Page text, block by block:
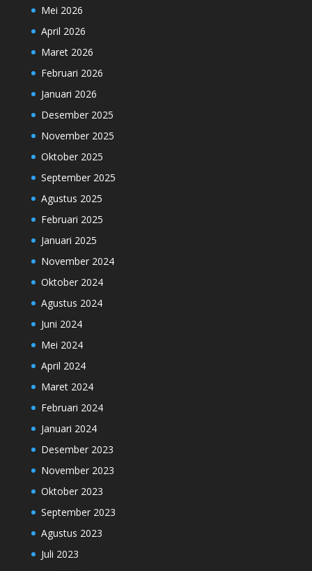
Mei 2026
April 2026
Maret 2026
Februari 2026
Januari 2026
Desember 2025
November 2025
Oktober 2025
September 2025
Agustus 2025
Februari 2025
Januari 2025
November 2024
Oktober 2024
Agustus 2024
Juni 2024
Mei 2024
April 2024
Maret 2024
Februari 2024
Januari 2024
Desember 2023
November 2023
Oktober 2023
September 2023
Agustus 2023
Juli 2023